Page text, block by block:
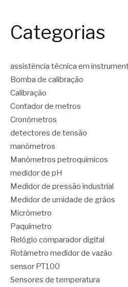
Categorias
assistência técnica em
Bomba de calibração
Calibração
Contador de metros
Cronômetros
detectores de tensão
manômetros
Manômetros petroquímicos
medidor de pH
Medidor de pressão industrial
Medidor de umidade de grãos
Micrômetro
Paquímetro
Relógio comparador digital
Rotâmetro medidor de vazão
sensor PT100
Sensores de temperatura